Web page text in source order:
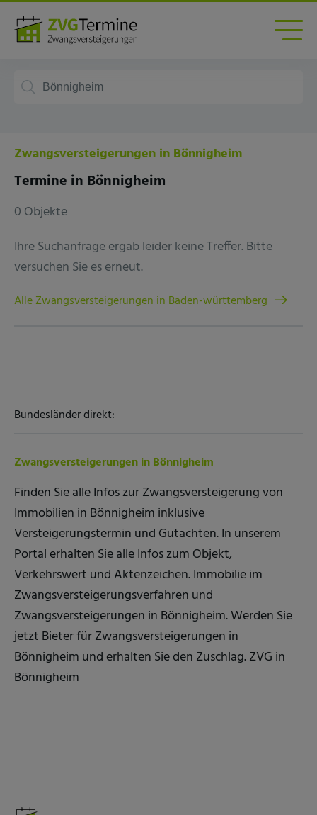
Zwangsversteigerungen in Bönnigheim
Termine in Bönnigheim
0 Objekte
Ihre Suchanfrage ergab leider keine Treffer. Bitte
versuchen Sie es erneut.
Alle Zwangsversteigerungen in Baden-württemberg
Bundesländer direkt:
Zwangsversteigerungen in Bönnigheim
Finden Sie alle Infos zur Zwangsversteigerung von
Immobilien in Bönnigheim inklusive
Versteigerungstermin und Gutachten. In unserem
Portal erhalten Sie alle Infos zum Objekt,
Verkehrswert und Aktenzeichen. Immobilie im
Zwangsversteigerungsverfahren und
Zwangsversteigerungen in Bönnigheim. Werden Sie
jetzt Bieter für Zwangsversteigerungen in
Bönnigheim und erhalten Sie den Zuschlag. ZVG in
Bönnigheim